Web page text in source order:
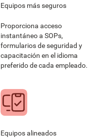
Equipos más seguros
Proporciona acceso
instantáneo a SOPs,
formularios de seguridad y
capacitación en el idioma
preferido de cada empleado.
Equipos alineados